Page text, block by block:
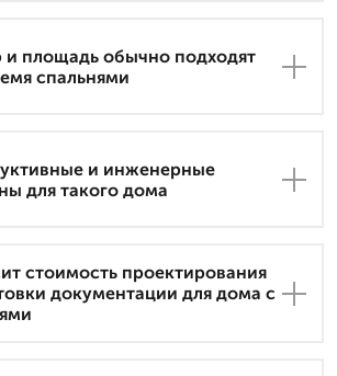
и площадь обычно подходят
спальнями
и инженерные
для такого дома
стоимость проектирования
документации для дома с